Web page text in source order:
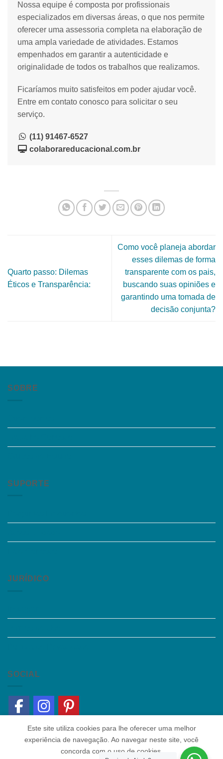
Nossa equipe é composta por profissionais
especializados em diversas áreas, o que nos permite
oferecer uma assessoria completa na elaboração de
uma ampla variedade de atividades. Estamos
empenhados em garantir a autenticidade e
originalidade de todos os trabalhos que realizamos.
Ficaríamos muito satisfeitos em poder ajudar você.
Entre em contato conosco para solicitar o seu
serviço.
(11) 91467-6527
colaborareducacional.com.br
Quarto passo: Dilemas
Éticos e Transparência:
Como você planeja abordar
esses dilemas de forma
transparente com os pais,
buscando suas opiniões e
garantindo uma tomada de
decisão conjunta?
SOBRE
SUPORTE
JURÍDICO
SOCIAL
Este site utiliza cookies para lhe oferecer uma melhor
experiência de navegação. Ao navegar neste site, você
concorda com o uso de cookies.